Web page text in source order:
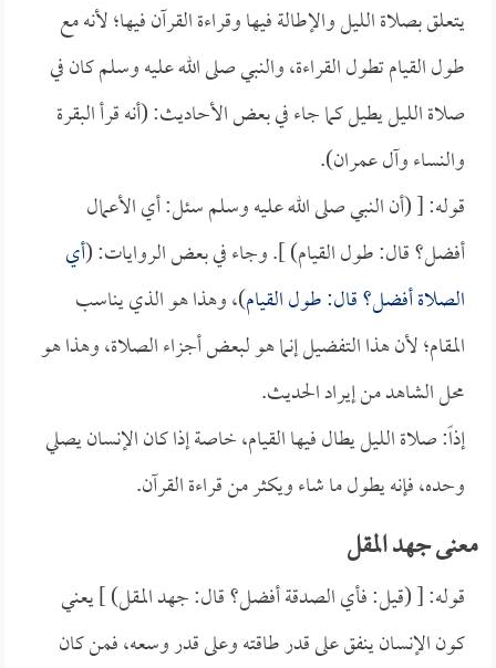
يتعلق بصلاة الليل والإطالة فيها وقراءة القرآن فيها؛ لأنه مع
طول القيام تطول القراءة، والنبي صلى الله عليه وسلم كان في
صلاة الليل يطيل كما جاء في بعض الأحاديث: (أنه قرأ البقرة
والنساء وآل عمران).
قوله: [ (أن النبي صلى الله عليه وسلم سئل: أي الأعمال
أفضل؟ قال: طول القيام) ]. وجاء في بعض الروايات: (أي
الصلاة أفضل؟ قال: طول القيام)، وهذا هو الذي يناسب
المقام؛ لأن هذا التفضيل إنما هو لبعض أجزاء الصلاة، وهذا هو
محل الشاهد من إيراد الحديث.
إذاً: صلاة الليل يطال فيها القيام، خاصة إذا كان الإنسان يصلي
وحده، فإنه يطول ما شاء ويكثر من قراءة القرآن.
معنى جهد المقل
قوله: [ (قيل: فأي الصدقة أفضل؟ قال: جهد المقل) ] يعني
كون الإنسان ينفق على قدر طاقته وعلى قدر وسعه، فمن كان